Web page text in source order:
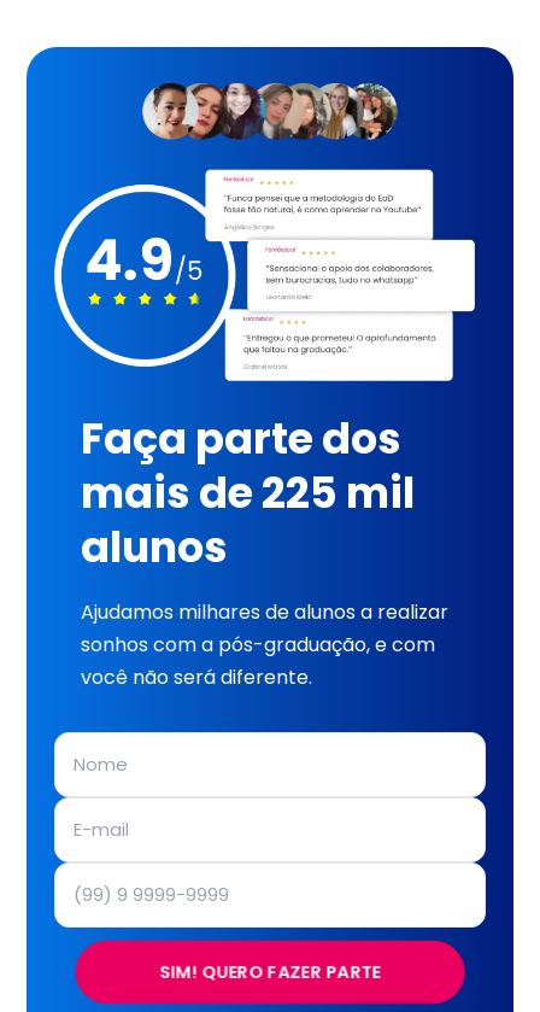
Faça parte dos
mais de 225 mil
alunos
Ajudamos milhares de alunos a realizar
sonhos com a pós-graduação, e com
você não será diferente.
SIM! QUERO FAZER PARTE